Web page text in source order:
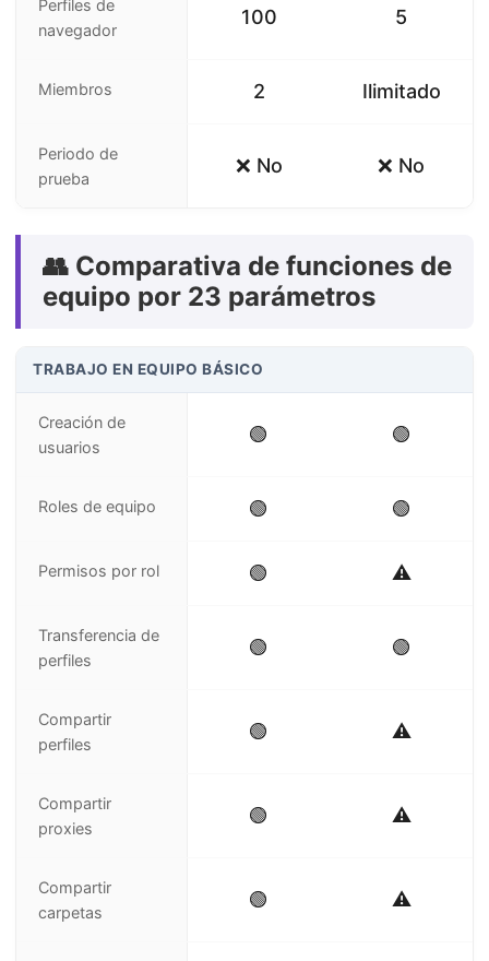
Perfiles de
navegador
100 5
Miembros 2 Ilimitado
Periodo de
prueba
❌ No ❌ No
👥 Comparativa de funciones de
equipo por 23 parámetros
TRABAJO EN EQUIPO BÁSICO
Creación de
usuarios
🟢 🟢
Roles de equipo 🟢 🟢
Permisos por rol 🟢 ⚠️
Transferencia de
perfiles
🟢 🟢
Compartir
perfiles
🟢 ⚠️
Compartir
proxies
🟢 ⚠️
Compartir
carpetas
🟢 ⚠️